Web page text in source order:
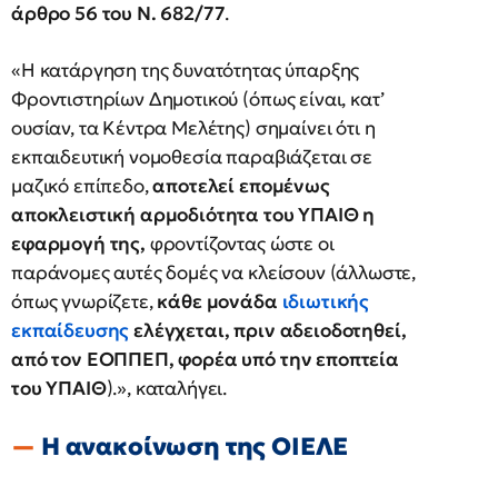
άρθρο 56 του Ν. 682/77.
«Η κατάργηση της δυνατότητας ύπαρξης
Φροντιστηρίων Δημοτικού (όπως είναι, κατ’
ουσίαν, τα Κέντρα Μελέτης) σημαίνει ότι η
εκπαιδευτική νομοθεσία παραβιάζεται σε
μαζικό επίπεδο,αποτελεί επομένως
αποκλειστική αρμοδιότητα του ΥΠΑΙΘ η
εφαρμογή της, φροντίζοντας ώστε οι
παράνομες αυτές δομές να κλείσουν (άλλωστε,
όπως γνωρίζετε,κάθε μονάδα ιδιωτικής
εκπαίδευσηςελέγχεται, πριν αδειοδοτηθεί,
από τον ΕΟΠΠΕΠ, φορέα υπό την εποπτεία
του ΥΠΑΙΘ).», καταλήγει.
Η ανακοίνωση της ΟΙΕΛΕ